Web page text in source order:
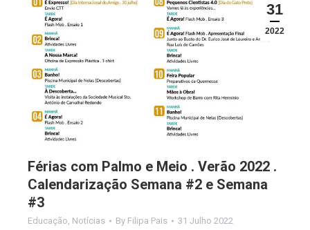
31
2022
Férias com Palmo e Meio . Verão 2022 .
Calendarização Semana #2 e Semana
#3
Educação Notícias By Filipa Pais 31 Julho 2022